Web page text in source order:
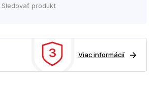
Sledovať produkt
3 Viac informácií